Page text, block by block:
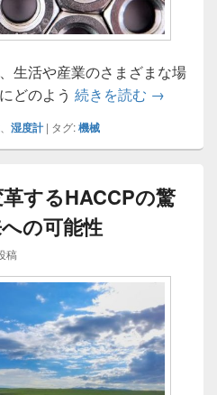
生活や産業のさまざまな場
どのよう 続きを読む 湿度計の
→
、 湿度計 | タグ:機械
するHACCPの驚
の可能性
稿